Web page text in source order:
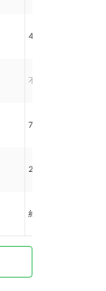
45L
不明
72L
25L
約53L